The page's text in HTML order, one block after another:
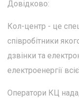
Довідково:
Кол-центр - це
співробітники
дзвінки та
електроенергії
Оператори КЦ